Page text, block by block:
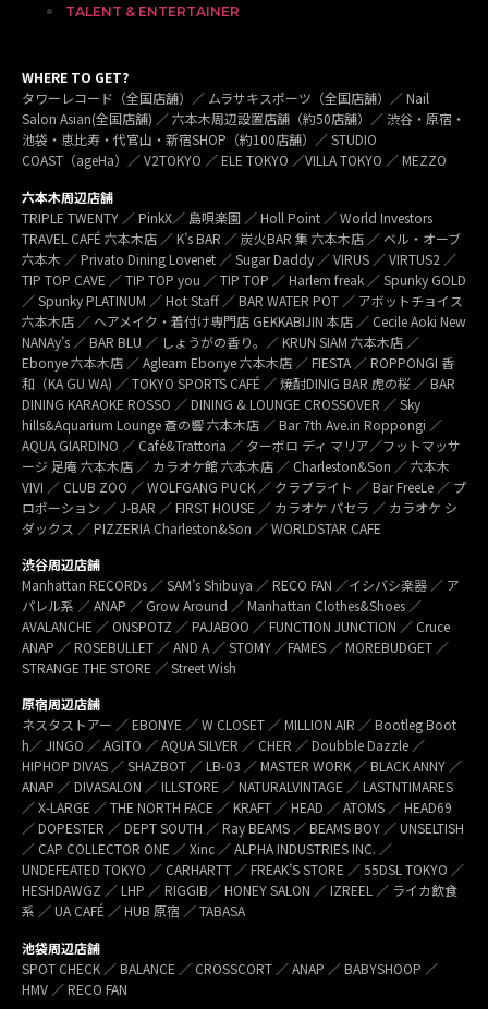
TALENT & ENTERTAINER
WHERE TO GET?
タワーレコード（全国店舗）／ ムラサキスポーツ（全国店舗）／ Nail
Salon Asian(全国店舗) ／ 六本木周辺設置店舗（約50店舗）／ 渋谷・原宿・
池袋・恵比寿・代官山・新宿SHOP（約100店舗）／ STUDIO
COAST（ageHa）／ V2TOKYO ／ ELE TOKYO ／VILLA TOKYO ／ MEZZO
六本木周辺店舗
TRIPLE TWENTY ／ PinkX／ 島唄楽園 ／ Holl Point ／ World Investors
TRAVEL CAFÉ 六本木店 ／ K’s BAR ／ 炭火BAR 集 六本木店 ／ ベル・オーブ
六本木 ／ Privato Dining Lovenet ／ Sugar Daddy ／ VIRUS ／ VIRTUS2 ／
TIP TOP CAVE ／ TIP TOP you ／ TIP TOP ／ Harlem freak ／ Spunky GOLD
／ Spunky PLATINUM ／ Hot Staff ／ BAR WATER POT ／ アボットチョイス
六本木店 ／ ヘアメイク・着付け専門店 GEKKABIJIN 本店 ／ Cecile Aoki New
NANAy’s ／ BAR BLU ／ しょうがの香り。／ KRUN SIAM 六本木店 ／
Ebonye 六本木店 ／ Agleam Ebonye 六本木店 ／ FIESTA ／ ROPPONGI 香
和（KA GU WA) ／ TOKYO SPORTS CAFÉ ／ 焼酎DINIG BAR 虎の桜 ／ BAR
DINING KARAOKE ROSSO ／ DINING & LOUNGE CROSSOVER ／ Sky
hills&Aquarium Lounge 蒼の響 六本木店 ／ Bar 7th Ave.in Roppongi ／
AQUA GIARDINO ／ Café&Trattoria ／ ターボロ ディ マリア／フットマッサ
ージ 足庵 六本木店 ／ カラオケ館 六本木店 ／ Charleston&Son ／ 六本木
VIVI ／ CLUB ZOO ／ WOLFGANG PUCK ／ クラブライト ／ Bar FreeLe ／ プ
ロポーション ／ J-BAR ／ FIRST HOUSE ／ カラオケ パセラ ／ カラオケ シ
ダックス ／ PIZZERIA Charleston&Son ／ WORLDSTAR CAFE
渋谷周辺店舗
Manhattan RECORDs ／ SAM’s Shibuya ／ RECO FAN ／イシバシ楽器 ／ ア
パレル系 ／ ANAP ／ Grow Around ／ Manhattan Clothes&Shoes ／
AVALANCHE ／ ONSPOTZ ／ PAJABOO ／ FUNCTION JUNCTION ／ Cruce
ANAP ／ ROSEBULLET ／ AND A ／ STOMY ／FAMES ／ MOREBUDGET ／
STRANGE THE STORE ／ Street Wish
原宿周辺店舗
ネスタストアー ／ EBONYE ／ W CLOSET ／ MILLION AIR ／ Bootleg Boot
h／ JINGO ／ AGITO ／ AQUA SILVER ／ CHER ／ Doubble Dazzle ／
HIPHOP DIVAS ／ SHAZBOT ／ LB-03 ／ MASTER WORK ／ BLACK ANNY ／
ANAP ／ DIVASALON ／ ILLSTORE ／ NATURALVINTAGE ／ LASTNTIMARES
／ X-LARGE ／ THE NORTH FACE ／ KRAFT ／ HEAD ／ ATOMS ／ HEAD69
／ DOPESTER ／ DEPT SOUTH ／ Ray BEAMS ／ BEAMS BOY ／ UNSELTISH
／ CAP COLLECTOR ONE ／ Xinc ／ ALPHA INDUSTRIES INC. ／
UNDEFEATED TOKYO ／ CARHARTT ／ FREAK’S STORE ／ 55DSL TOKYO ／
HESHDAWGZ ／ LHP ／ RIGGIB／ HONEY SALON ／ IZREEL ／ ライカ飲食
系 ／ UA CAFÉ ／ HUB 原宿 ／ TABASA
池袋周辺店舗
SPOT CHECK ／ BALANCE ／ CROSSCORT ／ ANAP ／ BABYSHOOP ／
HMV ／ RECO FAN